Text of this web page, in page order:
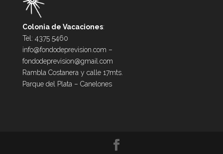
Colonia de Vacaciones:
Tel: 4375 5460
info@fondodeprevision.com –
fondodeprevision@gmail.com
Rambla Costanera y calle 17mts.
Parque del Plata – Canelones